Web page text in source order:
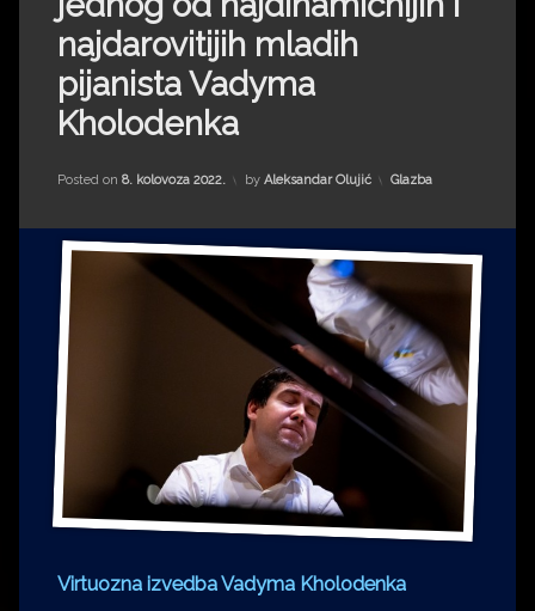
Impressum
Milenko Strižak
Drugi autori
Drugi autori
Matea Andrić
Ljiljana Lekanić-Kljaić
Željko Krznarić
Mario Lovreković
Miroslav Šantek
najdarovitijih mladih
pijanista Vadyma
Kholodenka
Posted on 8. kolovoza 2022. by Aleksandar Olujić Kategorije:
Glazba
Virtuozna izvedba Vadyma Kholodenka